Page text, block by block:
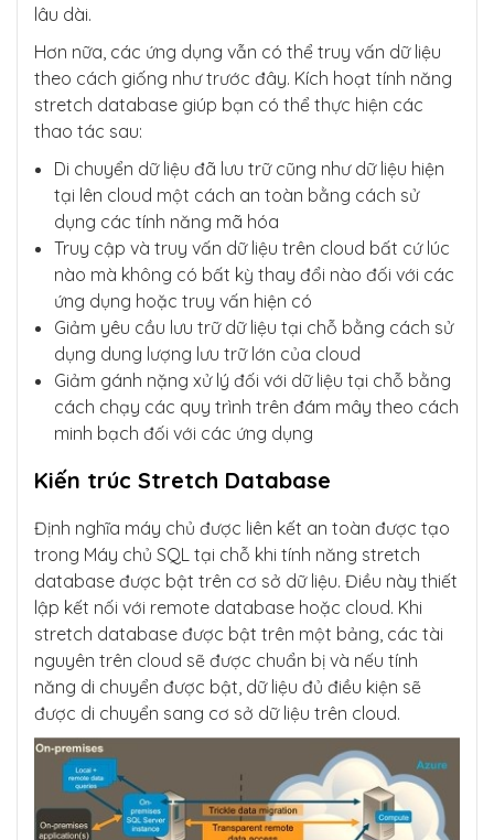
lâu dài.
Hơn nữa, các ứng dụng vẫn có thể truy vấn dữ liệu
theo cách giống như trước đây. Kích hoạt tính năng
stretch database giúp bạn có thể thực hiện các
thao tác sau:
Di chuyển dữ liệu đã lưu trữ cũng như dữ liệu hiện
tại lên cloud một cách an toàn bằng cách sử
dụng các tính năng mã hóa
Truy cập và truy vấn dữ liệu trên cloud bất cứ lúc
nào mà không có bất kỳ thay đổi nào đối với các
ứng dụng hoặc truy vấn hiện có
Giảm yêu cầu lưu trữ dữ liệu tại chỗ bằng cách sử
dụng dung lượng lưu trữ lớn của cloud
Giảm gánh nặng xử lý đối với dữ liệu tại chỗ bằng
cách chạy các quy trình trên đám mây theo cách
minh bạch đối với các ứng dụng
Kiến trúc Stretch Database
Định nghĩa máy chủ được liên kết an toàn được tạo
trong Máy chủ SQL tại chỗ khi tính năng stretch
database được bật trên cơ sở dữ liệu. Điều này thiết
lập kết nối với remote database hoặc cloud. Khi
stretch database được bật trên một bảng, các tài
nguyên trên cloud sẽ được chuẩn bị và nếu tính
năng di chuyển được bật, dữ liệu đủ điều kiện sẽ
được di chuyển sang cơ sở dữ liệu trên cloud.